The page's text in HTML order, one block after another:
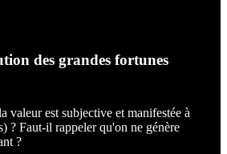
des grandes fortunes
valeur est subjective et manifestée à
? Faut-il rappeler qu'on ne génère
?